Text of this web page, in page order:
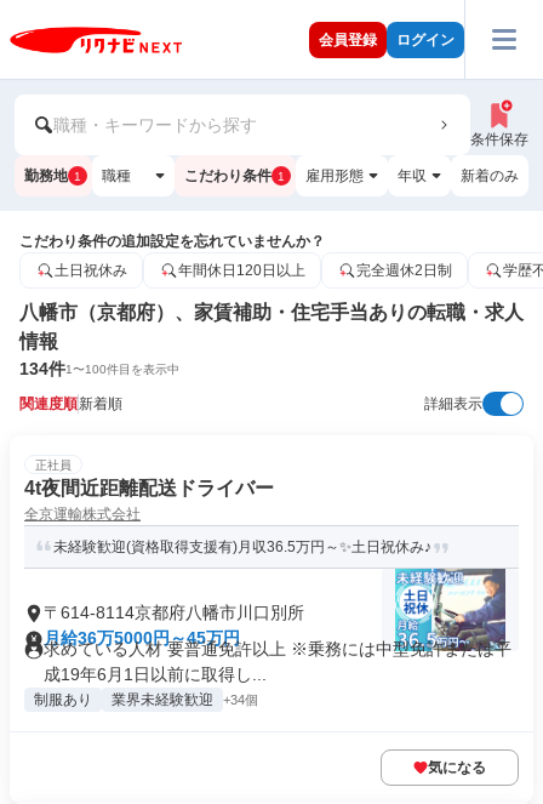
会員登録 ログイン
職種・キーワードから探す
条件保存
勤務地 1 職種 こだわり条件 1 雇用形態 年収 新着のみ
こだわり条件の追加設定を忘れていませんか？
土日祝休み
年間休日120日以上 完全週休2日制 学歴
八幡市（京都府）、家賃補助・住宅手当ありの転職・求人
情報
134件1〜100件目を表示中
関連度順新着順 詳細表示
正社員
4t夜間近距離配送ドライバー
全京運輸株式会社
未経験歓迎(資格取得支援有)月収36.5万円～✨土日祝休み♪
〒614-8114京都府八幡市川口別所
月給36万5000円～45万円
求めている人材 要普通免許以上 ※乗務には中型免許または平
成19年6月1日以前に取得し...
制服あり 業界未経験歓迎 +34個
気になる